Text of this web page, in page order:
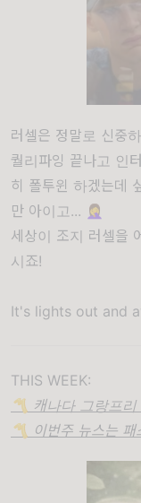
러셀은 정말로 신중
퀄리파잉 끝나고 인
히 폴투윈 하겠는데
만 아이고... 🤦‍♀️
세상이 조지 러셀을
시죠!
It's lights out and
THIS WEEK:
〽️ 캐나다 그랑프
〽️ 이번주 뉴스는 패